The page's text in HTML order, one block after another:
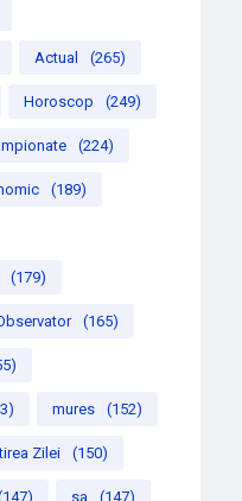
Actual (265)
Horoscop (249)
(224)
(189)
(179)
(165)
mures (152)
Zilei (150)
sa (147)